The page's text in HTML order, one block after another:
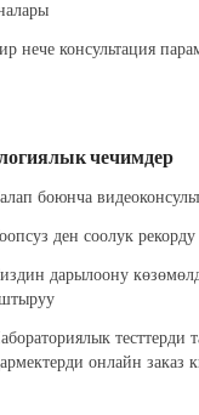
нече консультация
чечимдер
боюнча
ден соолук рекорду
дарылоону
онлайн заказ